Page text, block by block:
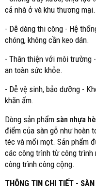
cả nhà ở và khu thương mại.
- Dễ dàng thi công - Hệ
chóng, không cần keo dán.
- Thân thiện với môi trường
an toàn sức khỏe.
- Dễ vệ sinh, bảo dưỡng -
khăn ẩm.
Dòng sản phẩm sàn nhựa
điểm của sàn gỗ như hoàn
téc và mối mọt. Sản phẩm
các công trình từ công trình
công trình công cộng.
THÔNG TIN CHI TIẾT -